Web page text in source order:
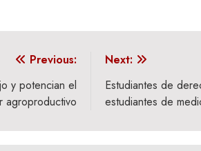
Previous:
y potencian el
agroproductivo
Next:
Estudiantes de
estudiantes de